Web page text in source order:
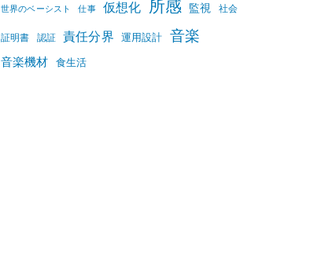
世界のベーシスト 仕事 仮想化 所感 監視 社会
証明書 認証 責任分界 運用設計 音楽
音楽機材 食生活